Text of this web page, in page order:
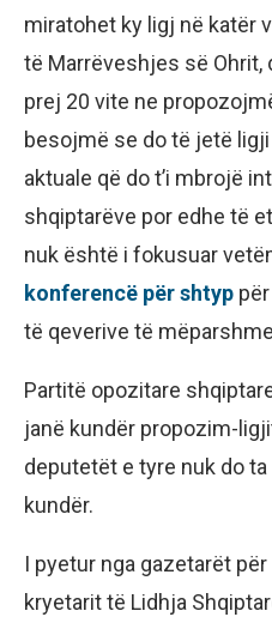
miratohet ky ligj në katër
të Marrëveshjes së Ohrit,
prej 20 vite ne
besojmë se do të jetë
aktuale që do t’i mbrojë
shqiptarëve por edhe të
nuk është i fokusuar
konferencë për shtyp
të qeverive të
Partitë opozitare
janë kundër propozim-
deputetët e tyre nuk do
kundër.
I pyetur nga gazetarët
kryetarit të Lidhja